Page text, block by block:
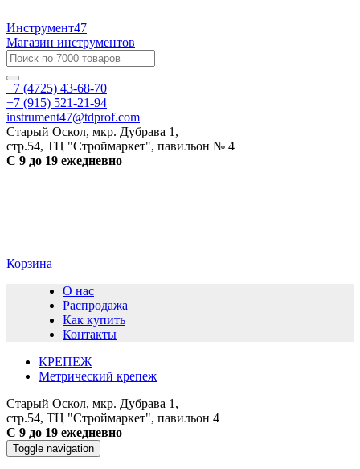
Инструмент47
Магазин инструментов
+7 (4725) 43-68-70
+7 (915) 521-21-94
instrument47@tdprof.com
Старый Оскол, мкр. Дубрава 1,
стр.54, ТЦ "Строймаркет", павильон № 4
С 9 до 19 ежедневно
Корзина
О нас
Распродажа
Как купить
Контакты
КРЕПЕЖ
Метрический крепеж
Старый Оскол, мкр. Дубрава 1,
стр.54, ТЦ "Строймаркет", павильон 4
С 9 до 19 ежедневно
Toggle navigation